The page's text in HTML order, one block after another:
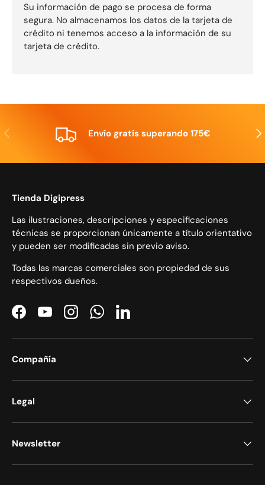
Su información de pago se procesa de forma
segura. No almacenamos los datos de la tarjeta de
crédito ni tenemos acceso a la información de su
tarjeta de crédito.
Anterior Envío gratis superando 175€
Tienda Digipress
Las ilustraciones, descripciones y especificaciones
técnicas se proporcionan únicamente a título orientativo
y pueden ser modificadas sin previo aviso.
Todas las marcas comerciales son propiedad de sus
respectivos dueños.
FacebookYouTubeInstagramWhatsAppLinkedIn
Compañía
Legal
Newsletter